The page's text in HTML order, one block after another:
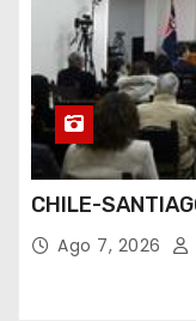
CHILE-
Ago 7, 2026